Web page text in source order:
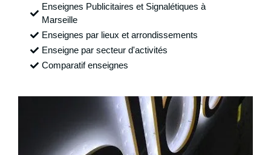
Enseignes Publicitaires et Signalétiques à
Marseille
Enseignes par lieux et arrondissements
Enseigne par secteur d'activités
Comparatif enseignes